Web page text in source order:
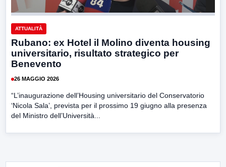
ATTUALITÀ
Rubano: ex Hotel il Molino diventa housing
universitario, risultato strategico per
Benevento
26 MAGGIO 2026
“L’inaugurazione dell’Housing universitario del Conservatorio
‘Nicola Sala’, prevista per il prossimo 19 giugno alla presenza
del Ministro dell’Università...